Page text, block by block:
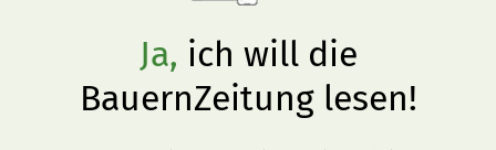
Ja, ich will die
BauernZeitung lesen!